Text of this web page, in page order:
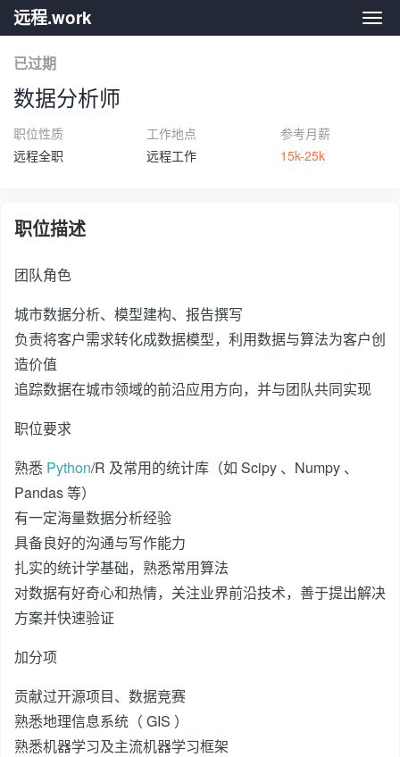
远
远程.work
已过期
数据分析师
职位性质
远程全职
工作地点
远程工作
参考月薪
15k-25k
职位描述
团队角色
城市数据分析、模型建构、报告撰写
负责将客户需求转化成数据模型，利用数据与算法为客户创
造价值
追踪数据在城市领域的前沿应用方向，并与团队共同实现
职位要求
熟悉 Python/R 及常用的统计库（如 Scipy 、Numpy 、
Pandas 等）
有一定海量数据分析经验
具备良好的沟通与写作能力
扎实的统计学基础，熟悉常用算法
对数据有好奇心和热情，关注业界前沿技术，善于提出解决
方案并快速验证
加分项
贡献过开源项目、数据竞赛
熟悉地理信息系统（ GIS ）
熟悉机器学习及主流机器学习框架